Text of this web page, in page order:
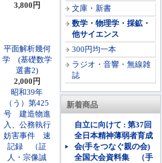
文庫・新書
数学・物理学・採鉱・
他サイエンス
300円均一本
ラジオ・音響・無線雑
誌
新着商品
自立に向けて : 第37回
全日本精神薄弱者育成
会(手をつなぐ親の会)
全国大会資料集 （手
3,800円
平面解析幾何
学 (基礎数学
選書2)
2,000円
昭和39年
（う）第425
号 建造物進
入、公務執行
妨害事件 速
記録 （証
人・宗像誠